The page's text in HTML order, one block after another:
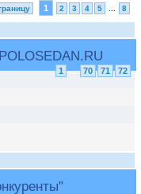
1 2 3 4 5 8
1 ... 70 71
72